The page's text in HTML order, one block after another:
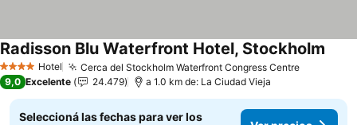
4 EstrellasHotel Cerca del Stockholm Waterfront Congress Centre
Radisson Blu Waterfront Hotel, Stockholm
9,0 Excelente 24.479 a 1.0 km de: La Ciudad Vieja
Seleccioná las fechas para ver los